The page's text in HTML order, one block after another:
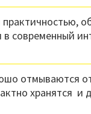
современный
отмываются
хранятся и